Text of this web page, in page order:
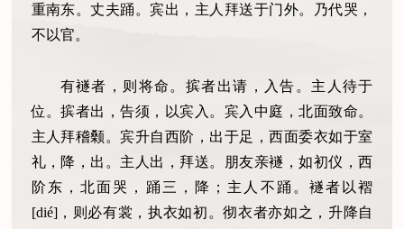
重南东。丈夫踊。宾出，主人拜送于门外。乃代哭，
不以官。
有襚者，则将命。摈者出请，入告。主人待于
位。摈者出，告须，以宾入。宾入中庭，北面致命。
主人拜稽颡。宾升自西阶，出于足，西面委衣如于室
礼，降，出。主人出，拜送。朋友亲襚，如初仪，西
阶东，北面哭，踊三，降；主人不踊。襚者以褶
[dié]，则必有裳，执衣如初。彻衣者亦如之，升降自